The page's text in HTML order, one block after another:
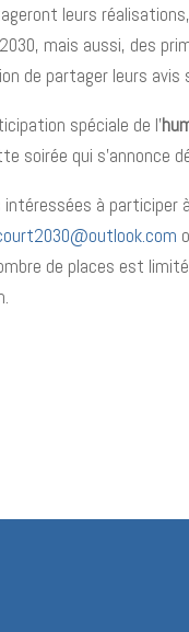
leurs
mais aussi, des
de partager leurs
spéciale de l’
soirée qui s’annonce
à participer
de places est